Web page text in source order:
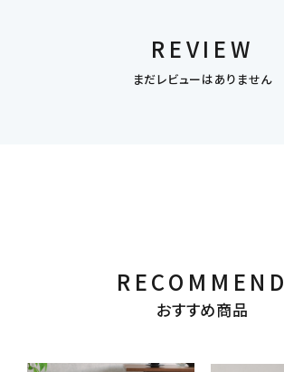
REVIEW
まだレビューはありません
RECOMMEND
おすすめ商品